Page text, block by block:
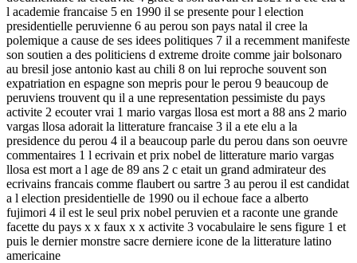
l academie francaise 5 en 1990 il se presente pour l election
presidentielle peruvienne 6 au perou son pays natal il cree la
polemique a cause de ses idees politiques 7 il a recemment manifeste
son soutien a des politiciens d extreme droite comme jair bolsonaro
au bresil jose antonio kast au chili 8 on lui reproche souvent son
expatriation en espagne son mepris pour le perou 9 beaucoup de
peruviens trouvent qu il a une representation pessimiste du pays
activite 2 ecouter vrai 1 mario vargas llosa est mort a 88 ans 2 mario
vargas llosa adorait la litterature francaise 3 il a ete elu a la
presidence du perou 4 il a beaucoup parle du perou dans son oeuvre
commentaires 1 l ecrivain et prix nobel de litterature mario vargas
llosa est mort a l age de 89 ans 2 c etait un grand admirateur des
ecrivains francais comme flaubert ou sartre 3 au perou il est candidat
a l election presidentielle de 1990 ou il echoue face a alberto
fujimori 4 il est le seul prix nobel peruvien et a raconte une grande
facette du pays x x faux x x activite 3 vocabulaire le sens figure 1 et
puis le dernier monstre sacre derniere icone de la litterature latino
americaine